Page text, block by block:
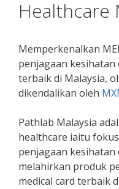
Healthcare
Memperkenalkan
penjagaan kesihatan
terbaik di Malaysia,
dikendalikan oleh
Pathlab Malaysia
healthcare iaitu
penjagaan kesihatan
melahirkan produk
medical card terbaik